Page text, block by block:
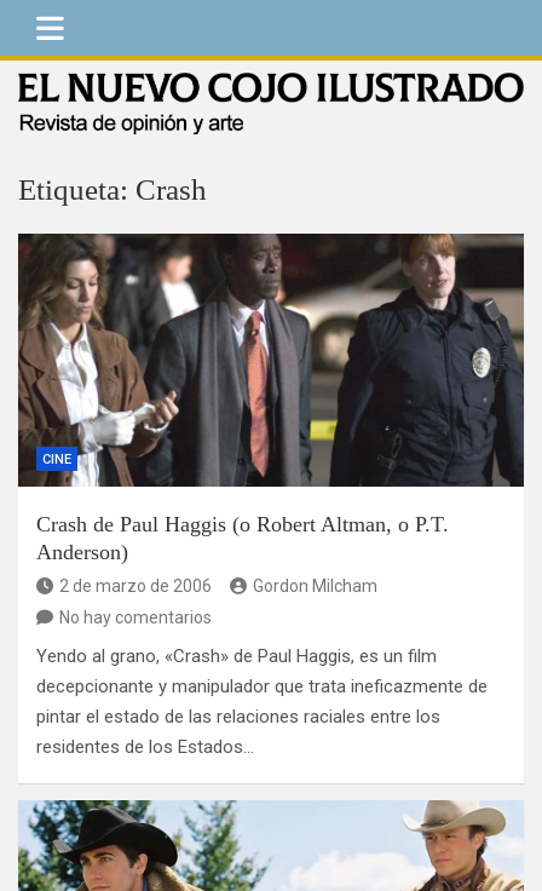
Saltar
contenido
Etiqueta: Crash
CINE
Crash de Paul Haggis (o Robert Altman, o P.T.
Anderson)
2 de marzo de 2006
Gordon Milcham
No hay comentarios
Yendo al grano, «Crash» de Paul Haggis, es un film
decepcionante y manipulador que trata ineficazmente de
pintar el estado de las relaciones raciales entre los
residentes de los Estados…